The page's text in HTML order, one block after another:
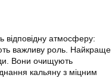
атмосферу:
важливу роль. Найкраще
Вони очищують
кальяну з міцним